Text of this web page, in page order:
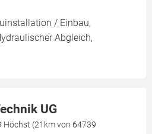
/ Einbau,
Abgleich,
UG
Höchst (21km von 64739